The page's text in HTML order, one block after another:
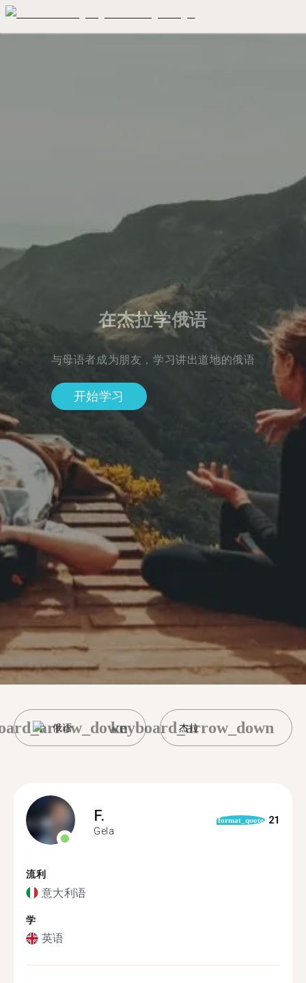
在杰拉学俄语
与母语者成为朋友，学习讲出道地的俄语
开始学习
俄语 杰拉
keyboard_arrow_down
F.
Gela
format_quote 21
流利
意大利语
学
英语